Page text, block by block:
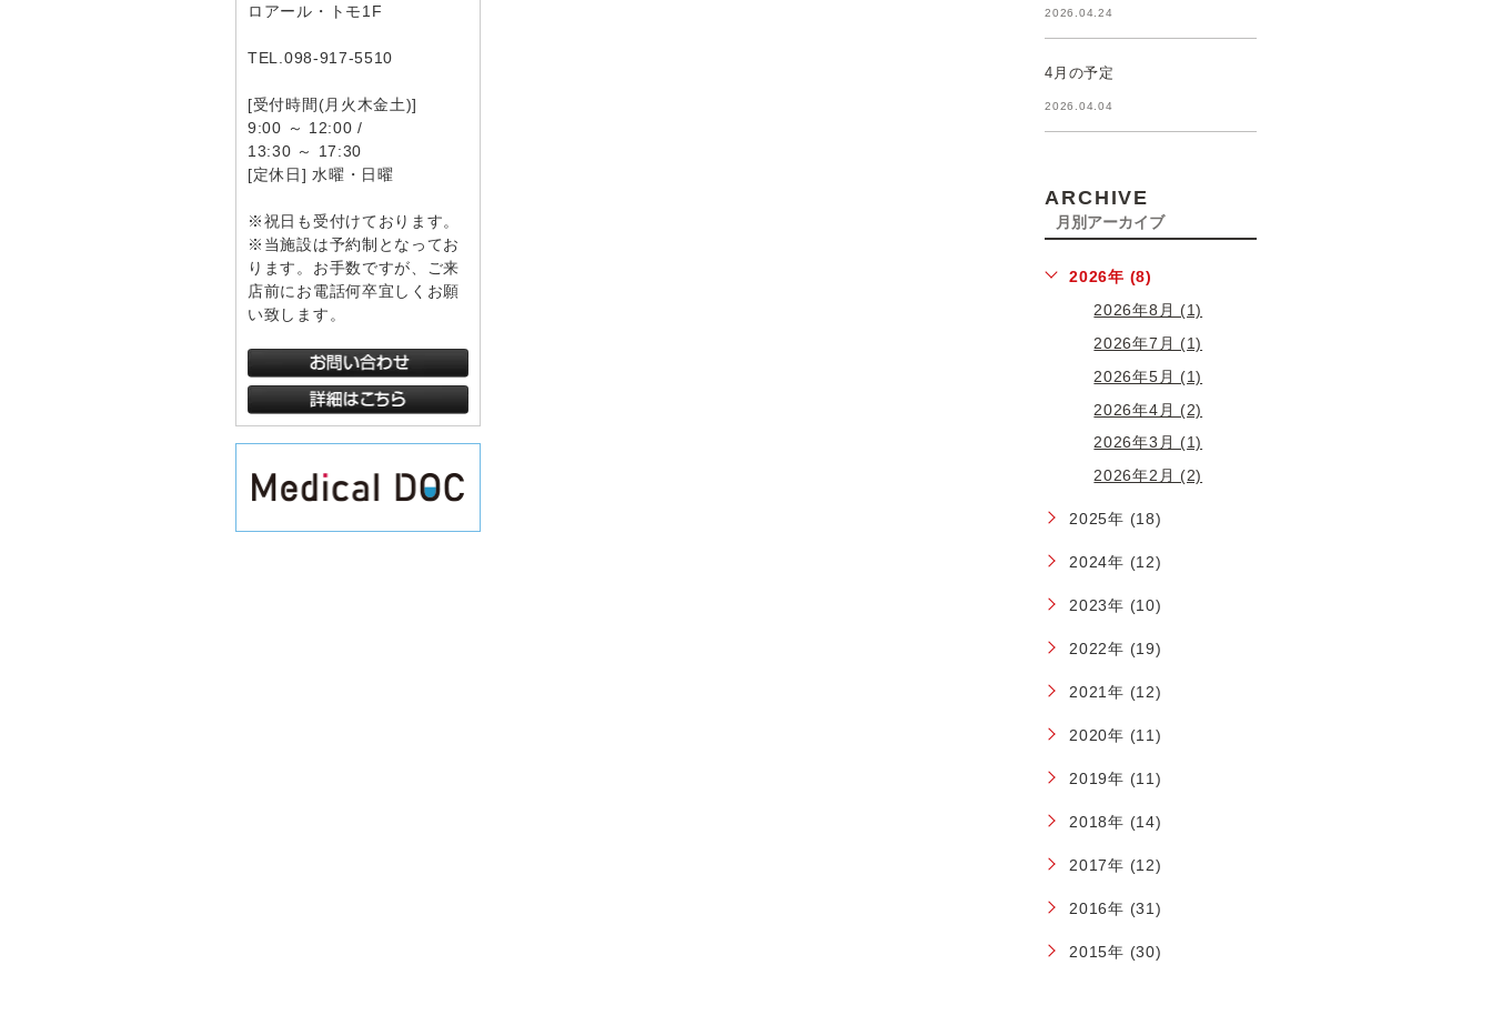
ロアール・トモ1F
TEL.098-917-5510
[受付時間(月火木金土)]
9:00 ～ 12:00 /
13:30 ～ 17:30
[定休日] 水曜・日曜
※祝日も受付けております。
※当施設は予約制となってお
ります。お手数ですが、ご来
店前にお電話何卒宜しくお願
い致します。
2026.04.24
4月の予定
2026.04.04
ARCHIVE
月別アーカイブ
2026年 (8)
2026年8月 (1)
2026年7月 (1)
2026年5月 (1)
2026年4月 (2)
2026年3月 (1)
2026年2月 (2)
2025年 (18)
2024年 (12)
2023年 (10)
2022年 (19)
2021年 (12)
2020年 (11)
2019年 (11)
2018年 (14)
2017年 (12)
2016年 (31)
2015年 (30)